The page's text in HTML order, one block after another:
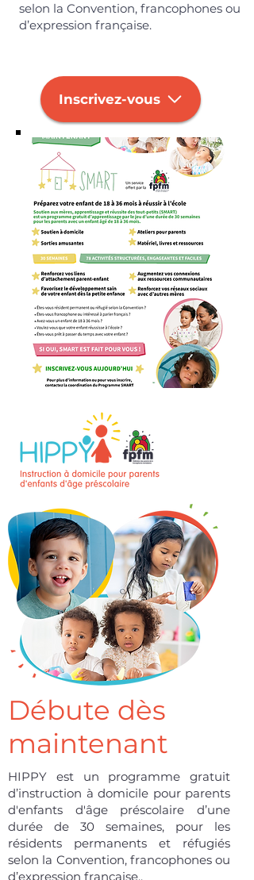
selon la Convention, francophones ou
d’expression française.
Inscrivez-vous
Débute dès
maintenant
HIPPY est un programme gratuit
d’instruction à domicile pour parents
d'enfants d'âge préscolaire d’une
durée de 30 semaines, pour les
résidents permanents et réfugiés
selon la Convention, francophones ou
d’expression française..